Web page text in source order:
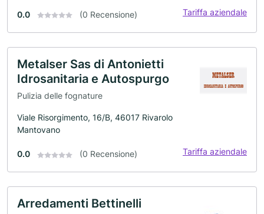
0.0 (0 Recensione) Tariffa aziendale
Metalser Sas di Antonietti
Idrosanitaria e Autospurgo
Pulizia delle fognature
Viale Risorgimento, 16/B, 46017 Rivarolo
Mantovano
0.0 (0 Recensione) Tariffa aziendale
Arredamenti Bettinelli